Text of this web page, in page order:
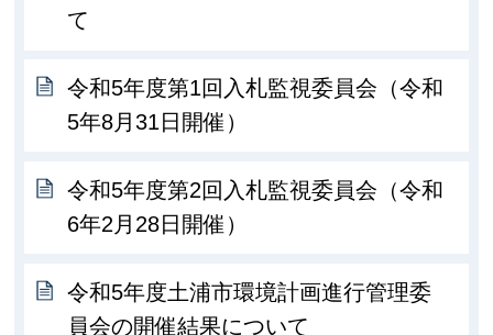
て
令和5年度第1回入札監視委員会（令和
5年8月31日開催）
令和5年度第2回入札監視委員会（令和
6年2月28日開催）
令和5年度土浦市環境計画進行管理委
員会の開催結果について